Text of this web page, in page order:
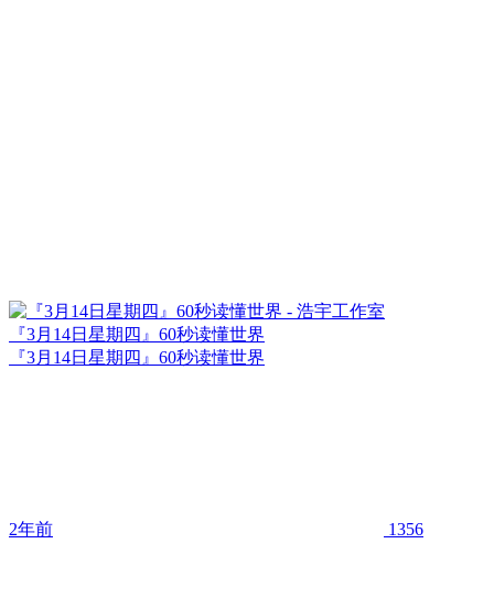
『3月14日星期四』60秒读懂世界
『3月14日星期四』60秒读懂世界
2年前 1356